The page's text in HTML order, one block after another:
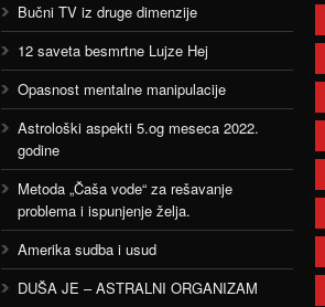
Bučni TV iz druge dimenzije
12 saveta besmrtne Lujze Hej
Opasnost mentalne manipulacije
Astrološki aspekti 5.og meseca 2022.
godine
Metoda „Čaša vode“ za rešavanje
problema i ispunjenje želja.
Amerika sudba i usud
DUŠA JE – ASTRALNI ORGANIZAM